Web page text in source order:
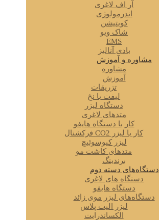
آر اف لاغری
اندرمولوژی
کویتیشن
شاک ویو
EMS
بادی آنالیز
مشاوره و آموزش
مشاوره
آموزش
تزریقات
لیفت با نخ
دستگاه لیزر
متدهای لاغری
کار با دستگاه هایفو
کار با لیزر CO2 فرکشنال
لیزر کیوسوئیچ
متدهای کاشت مو
برندینگ
دستگاه‌های دسته دوم
دستگاه های لاغری
دستگاه هایفو
دستگاه‌های لیزر موی زائد
لیزر الیت پلاس
الکساندرایت